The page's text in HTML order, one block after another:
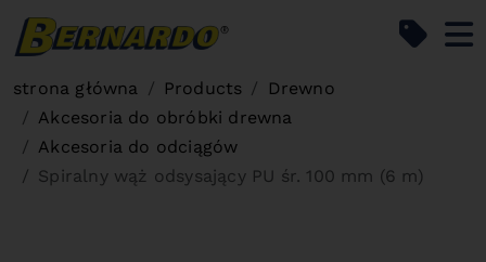
strona główna Products
Drewno
Akcesoria do obróbki drewna
Akcesoria do odciągów
Spiralny wąż odsysający PU śr. 100 mm (6 m)